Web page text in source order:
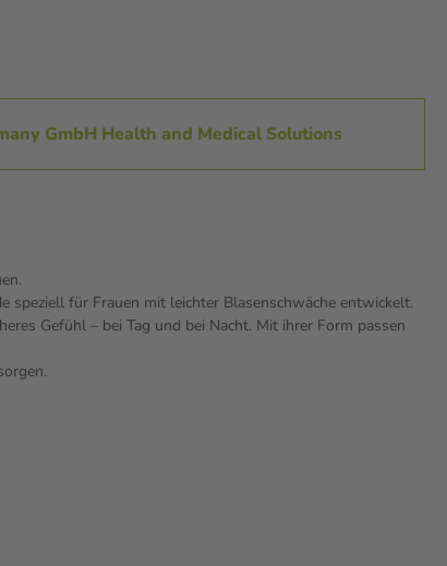
GmbH Health and Medical Solutions
speziell für Frauen mit leichter Blasenschwäche entwickelt.
Gefühl – bei Tag und bei Nacht. Mit ihrer Form passen